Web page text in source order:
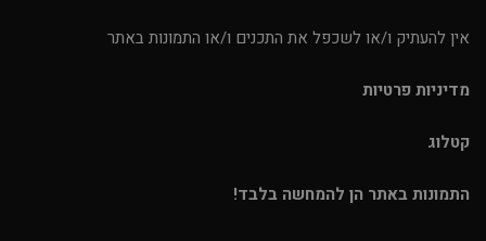
אין להעתיק ו/או לשכפל את התכנים ו/או התמונות באתר
מדיניות פרטיות
קטלוג
התמונות באתר הן להמחשה בלבד!